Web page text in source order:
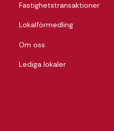
Fastighetstransaktioner
Lokalförmedling
Om oss
Lediga lokaler